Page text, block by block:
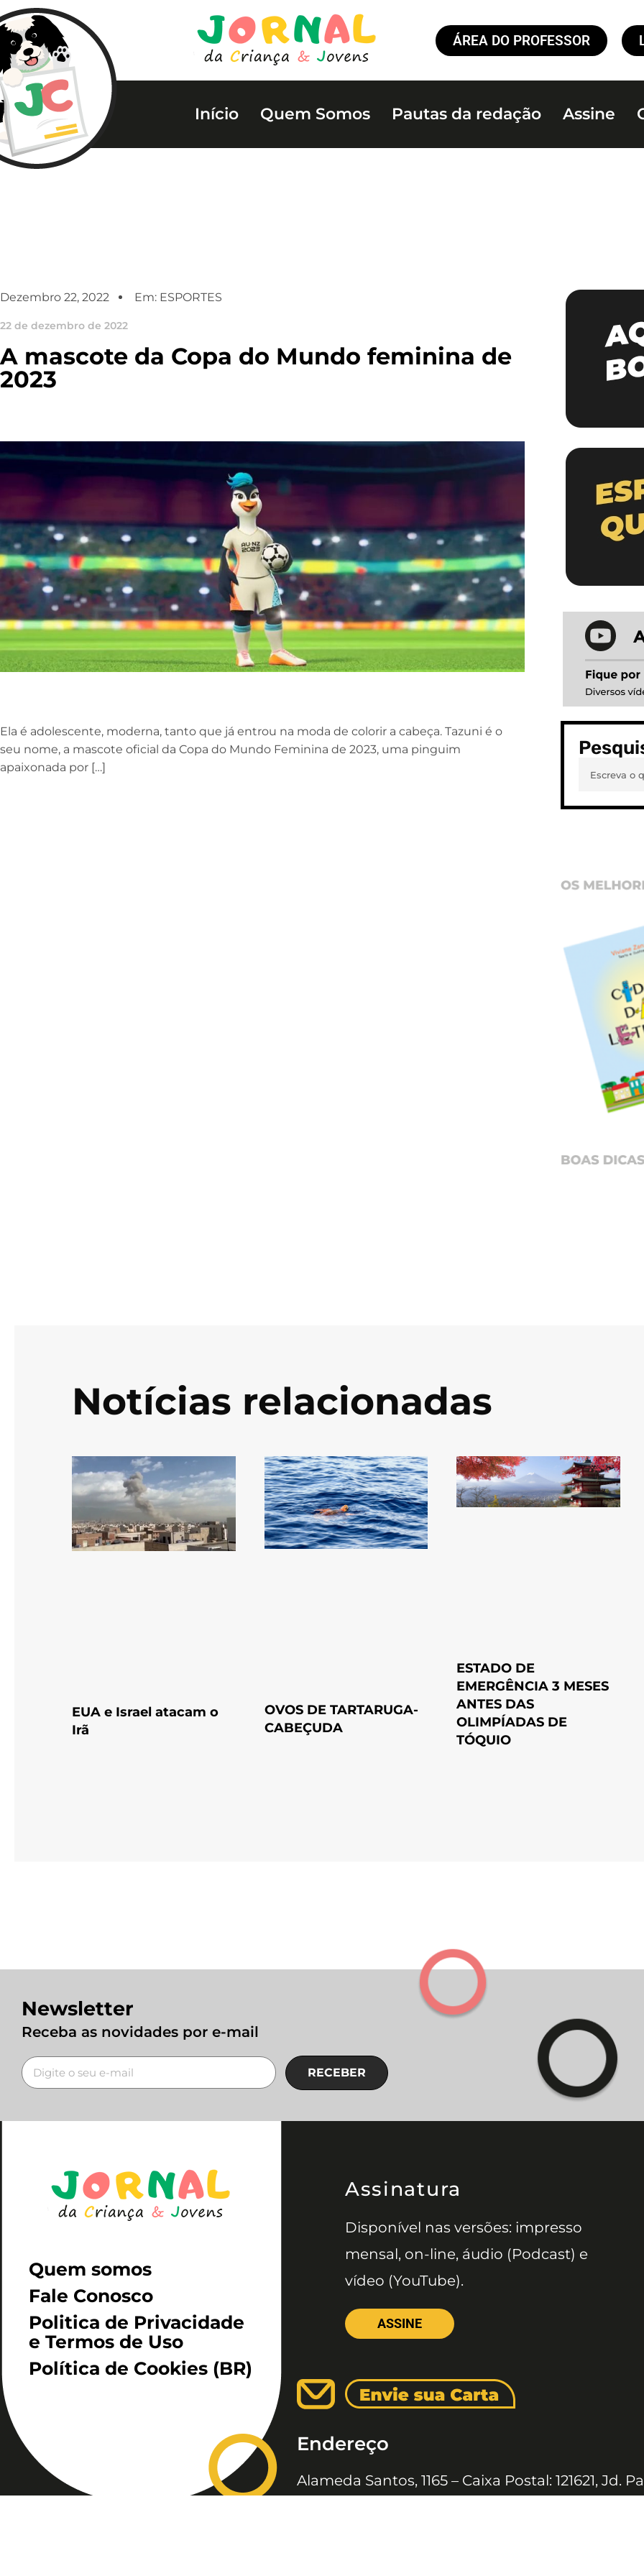
ÁREA DO PROFESSOR
Início Quem Somos Pautas da redação Assine
Dezembro 22, 2022 Em: ESPORTES
22 de dezembro de 2022
A mascote da Copa do Mundo feminina de
2023
Ela é adolescente, moderna, tanto que já entrou na moda de colorir a cabeça. Tazuni é o
seu nome, a mascote oficial da Copa do Mundo Feminina de 2023, uma pinguim
apaixonada por […]
Notícias relacionadas
EUA e Israel atacam o
Irã
OVOS DE TARTARUGA-
CABEÇUDA
ESTADO DE
EMERGÊNCIA 3 MESES
ANTES DAS
OLIMPÍADAS DE
TÓQUIO
Newsletter
Receba as novidades por e-mail
RECEBER
Quem somos
Fale Conosco
Politica de Privacidade
e Termos de Uso
Política de Cookies (BR)
Assinatura
Disponível nas versões: impresso
mensal, on-line, áudio (Podcast) e
vídeo (YouTube).
ASSINE
Endereço
Alameda Santos, 1165 – Caixa Postal: 121621, Jd.